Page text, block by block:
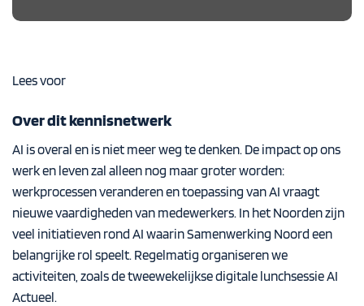
Lees voor
Over dit kennisnetwerk
AI is overal en is niet meer weg te denken. De impact op ons
werk en leven zal alleen nog maar groter worden:
werkprocessen veranderen en toepassing van AI vraagt
nieuwe vaardigheden van medewerkers. In het Noorden zijn
veel initiatieven rond AI waarin Samenwerking Noord een
belangrijke rol speelt. Regelmatig organiseren we
activiteiten, zoals de tweewekelijkse digitale lunchsessie AI
Actueel.